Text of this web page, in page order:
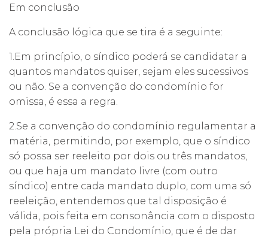
Em conclusão
A conclusão lógica que se tira é a seguinte:
1.Em princípio, o síndico poderá se candidatar a
quantos mandatos quiser, sejam eles sucessivos
ou não. Se a convenção do condomínio for
omissa, é essa a regra.
2.Se a convenção do condomínio regulamentar a
matéria, permitindo, por exemplo, que o síndico
só possa ser reeleito por dois ou três mandatos,
ou que haja um mandato livre (com outro
síndico) entre cada mandato duplo, com uma só
reeleição, entendemos que tal disposição é
válida, pois feita em consonância com o disposto
pela própria Lei do Condomínio, que é de dar